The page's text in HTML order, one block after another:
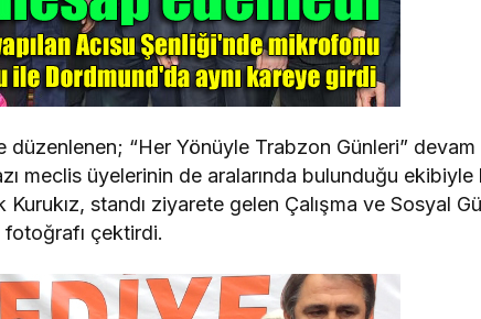
düzenlenen; “Her Yönüyle Trabzon Günleri” devam
meclis üyelerinin de aralarında bulunduğu ekibiyle
Kurukız, standı ziyarete gelen Çalışma ve Sosyal
fotoğrafı çektirdi.